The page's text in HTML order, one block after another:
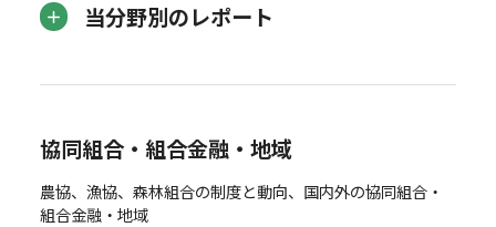
当分野別のレポート
協同組合・組合金融・地域
農協、漁協、森林組合の制度と動向、国内外の協同組合・
組合金融・地域